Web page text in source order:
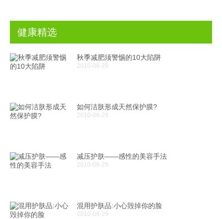
健康精选
秋季减肥须警惕的10大陷阱
2010-08-28
如何洁肤形成天然保护膜?
2010-06-29
减压护肤——感性的美容手法
2010-06-29
混用护肤品:小心毁掉你的脸
2010-06-29